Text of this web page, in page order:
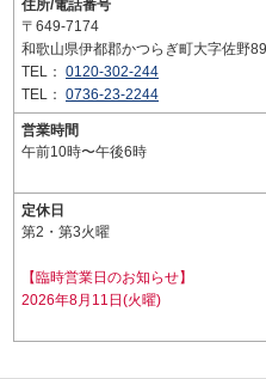
住所/電話番号
〒649-7174
和歌山県伊都郡かつらぎ町大字佐野
TEL： 0120-302-244
TEL： 0736-23-2244
営業時間
午前10時〜午後6時
定休日
第2・第3火曜
【臨時営業日のお知らせ】
2026年8月11日(火曜)